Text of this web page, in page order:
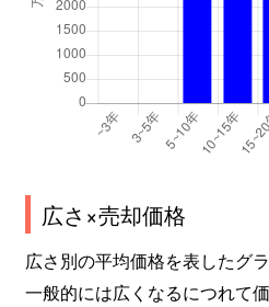
広さ×売却価格
広さ別の平均価格を表したグラ
一般的には広くなるにつれて